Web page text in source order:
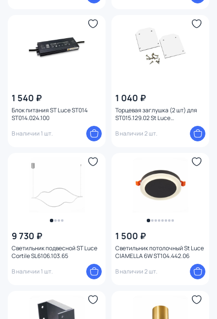
1 540 ₽
Блок питания ST Luce ST014
ST014.024.100
В наличии 1 шт.
1 040 ₽
Торцевая заглушка (2 шт) для
ST015.129.02 St Luce
В наличии 2 шт.
9 730 ₽
Светильник подвесной ST Luce
Cortile SL6106.103.65
В наличии 1 шт.
1 500 ₽
Светильник потолочный St Luce
CIAMELLA 6W ST104.442.06
В наличии 2 шт.